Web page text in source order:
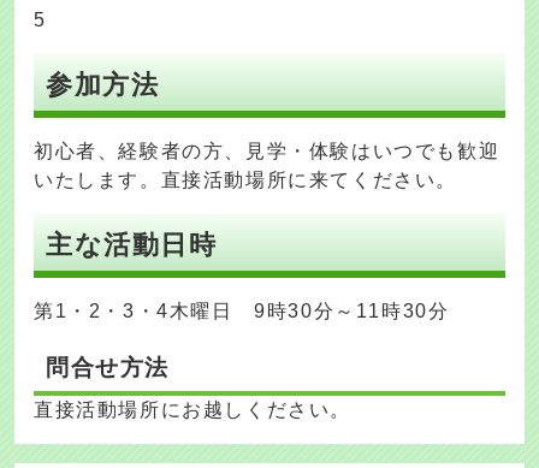
5
参加方法
初心者、経験者の方、見学・体験はいつでも歓迎
いたします。直接活動場所に来てください。
主な活動日時
第1・2・3・4木曜日 9時30分～11時30分
問合せ方法
直接活動場所にお越しください。